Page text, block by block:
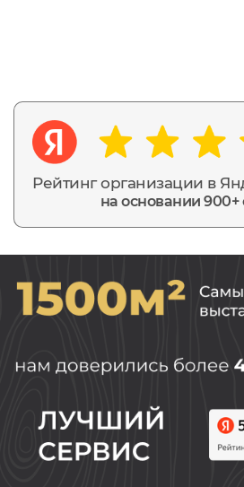
Рейтинг организации в
на основании 900+